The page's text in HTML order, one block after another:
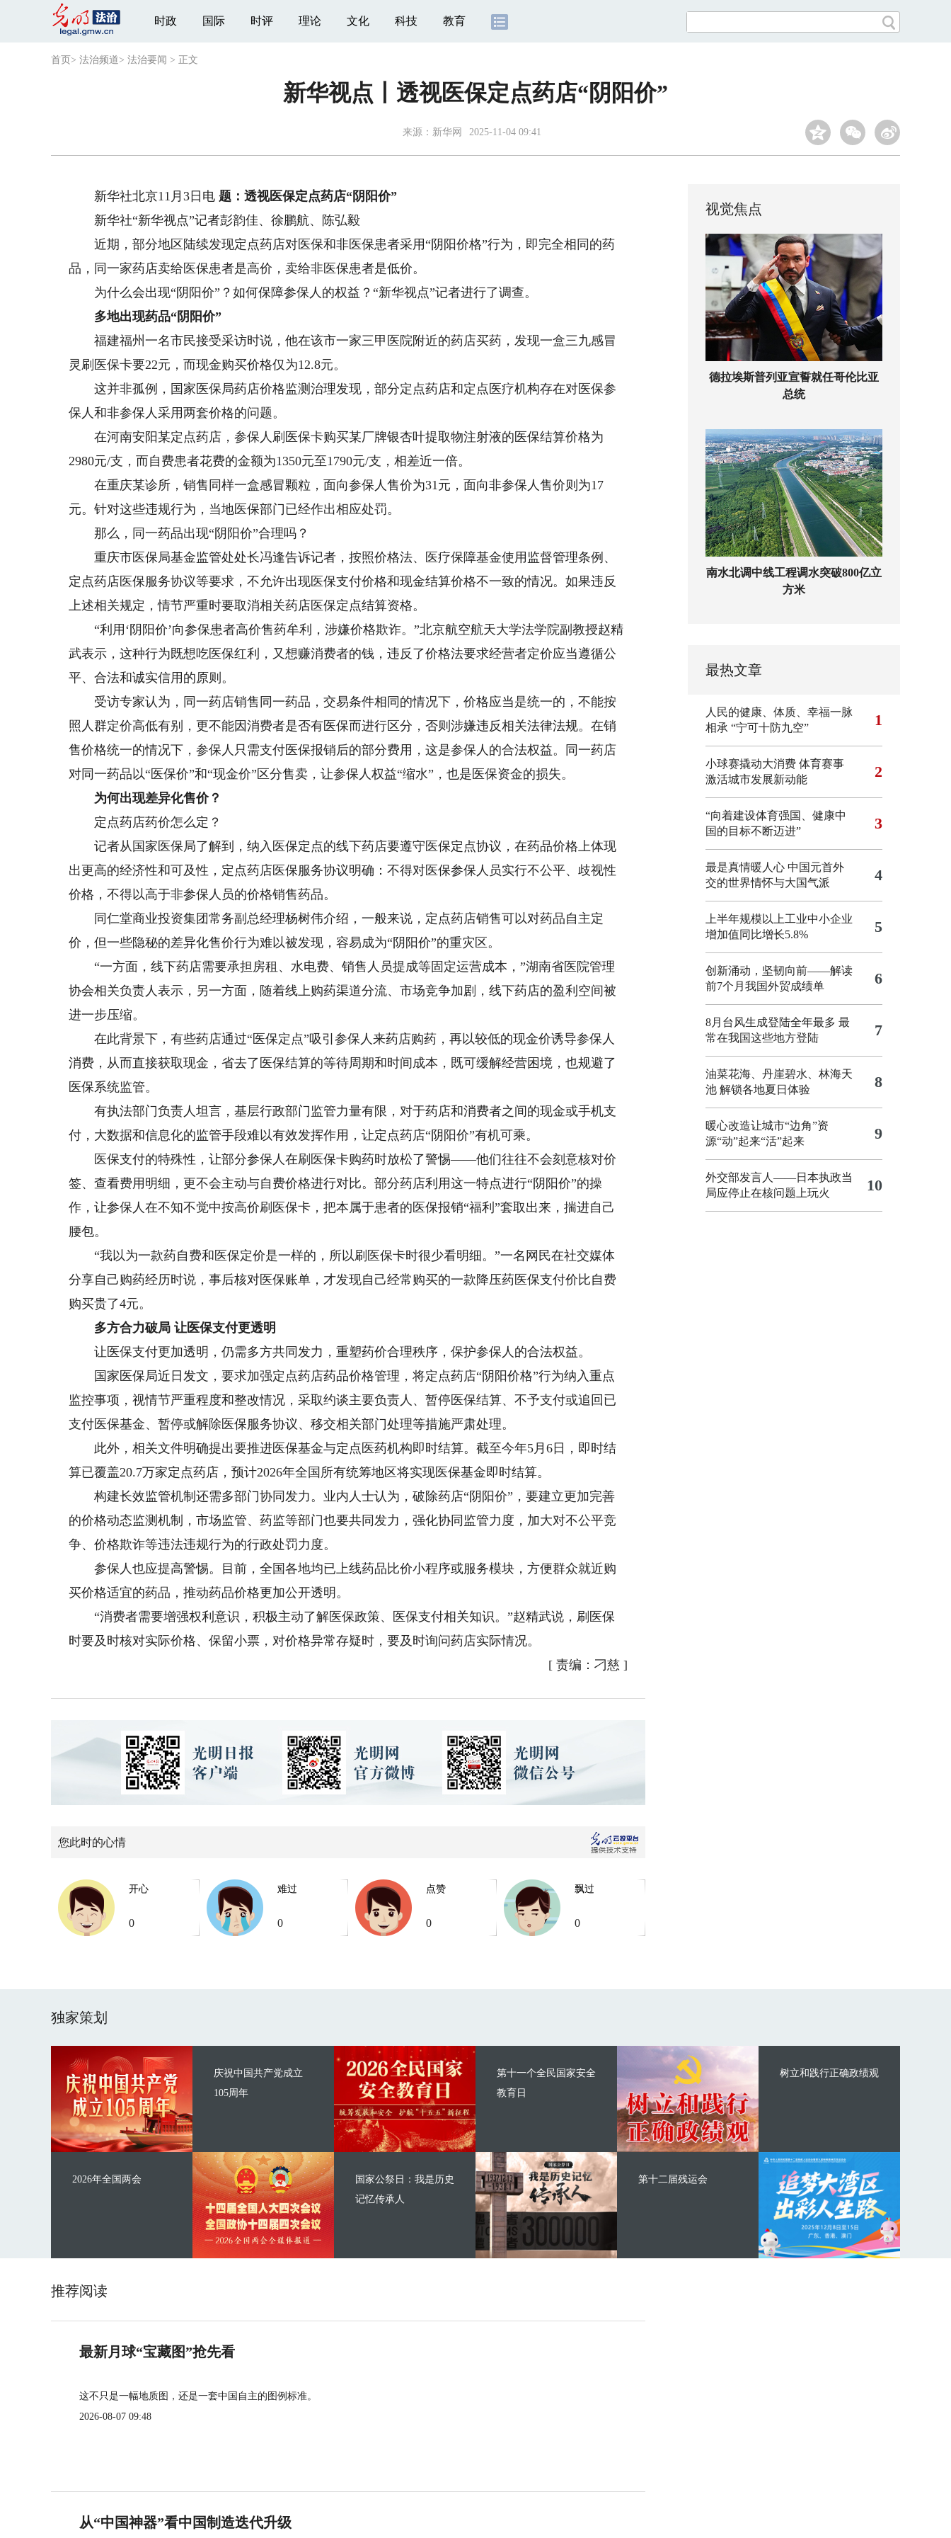
时政 国际 时评 理论 文化 科技 教育
首页 > 法治频道> 法治要闻 > 正文
新华视点丨透视医保定点药店“阴阳价”
来源： 新华网 2025-11-04 09:41
新华社北京11月3日电题：透视医保定点药店“阴阳价”
新华社“新华视点”记者彭韵佳、徐鹏航、陈弘毅
近期，部分地区陆续发现定点药店对医保和非医保患者采用“阴阳价格”行为，即完全相同的药
品，同一家药店卖给医保患者是高价，卖给非医保患者是低价。
为什么会出现“阴阳价”？如何保障参保人的权益？“新华视点”记者进行了调查。
多地出现药品“阴阳价”
福建福州一名市民接受采访时说，他在该市一家三甲医院附近的药店买药，发现一盒三九感冒
灵刷医保卡要22元，而现金购买价格仅为12.8元。
这并非孤例，国家医保局药店价格监测治理发现，部分定点药店和定点医疗机构存在对医保参
保人和非参保人采用两套价格的问题。
在河南安阳某定点药店，参保人刷医保卡购买某厂牌银杏叶提取物注射液的医保结算价格为
2980元/支，而自费患者花费的金额为1350元至1790元/支，相差近一倍。
在重庆某诊所，销售同样一盒感冒颗粒，面向参保人售价为31元，面向非参保人售价则为17
元。针对这些违规行为，当地医保部门已经作出相应处罚。
那么，同一药品出现“阴阳价”合理吗？
重庆市医保局基金监管处处长冯逢告诉记者，按照价格法、医疗保障基金使用监督管理条例、
定点药店医保服务协议等要求，不允许出现医保支付价格和现金结算价格不一致的情况。如果违反
上述相关规定，情节严重时要取消相关药店医保定点结算资格。
“利用‘阴阳价’向参保患者高价售药牟利，涉嫌价格欺诈。”北京航空航天大学法学院副教授赵精
武表示，这种行为既想吃医保红利，又想赚消费者的钱，违反了价格法要求经营者定价应当遵循公
平、合法和诚实信用的原则。
受访专家认为，同一药店销售同一药品，交易条件相同的情况下，价格应当是统一的，不能按
照人群定价高低有别，更不能因消费者是否有医保而进行区分，否则涉嫌违反相关法律法规。在销
售价格统一的情况下，参保人只需支付医保报销后的部分费用，这是参保人的合法权益。同一药店
对同一药品以“医保价”和“现金价”区分售卖，让参保人权益“缩水”，也是医保资金的损失。
为何出现差异化售价？
定点药店药价怎么定？
记者从国家医保局了解到，纳入医保定点的线下药店要遵守医保定点协议，在药品价格上体现
出更高的经济性和可及性，定点药店医保服务协议明确：不得对医保参保人员实行不公平、歧视性
价格，不得以高于非参保人员的价格销售药品。
同仁堂商业投资集团常务副总经理杨树伟介绍，一般来说，定点药店销售可以对药品自主定
价，但一些隐秘的差异化售价行为难以被发现，容易成为“阴阳价”的重灾区。
“一方面，线下药店需要承担房租、水电费、销售人员提成等固定运营成本，”湖南省医院管理
协会相关负责人表示，另一方面，随着线上购药渠道分流、市场竞争加剧，线下药店的盈利空间被
进一步压缩。
在此背景下，有些药店通过“医保定点”吸引参保人来药店购药，再以较低的现金价诱导参保人
消费，从而直接获取现金，省去了医保结算的等待周期和时间成本，既可缓解经营困境，也规避了
医保系统监管。
有执法部门负责人坦言，基层行政部门监管力量有限，对于药店和消费者之间的现金或手机支
付，大数据和信息化的监管手段难以有效发挥作用，让定点药店“阴阳价”有机可乘。
医保支付的特殊性，让部分参保人在刷医保卡购药时放松了警惕——他们往往不会刻意核对价
签、查看费用明细，更不会主动与自费价格进行对比。部分药店利用这一特点进行“阴阳价”的操
作，让参保人在不知不觉中按高价刷医保卡，把本属于患者的医保报销“福利”套取出来，揣进自己
腰包。
“我以为一款药自费和医保定价是一样的，所以刷医保卡时很少看明细。”一名网民在社交媒体
分享自己购药经历时说，事后核对医保账单，才发现自己经常购买的一款降压药医保支付价比自费
购买贵了4元。
多方合力破局 让医保支付更透明
让医保支付更加透明，仍需多方共同发力，重塑药价合理秩序，保护参保人的合法权益。
国家医保局近日发文，要求加强定点药店药品价格管理，将定点药店“阴阳价格”行为纳入重点
监控事项，视情节严重程度和整改情况，采取约谈主要负责人、暂停医保结算、不予支付或追回已
支付医保基金、暂停或解除医保服务协议、移交相关部门处理等措施严肃处理。
此外，相关文件明确提出要推进医保基金与定点医药机构即时结算。截至今年5月6日，即时结
算已覆盖20.7万家定点药店，预计2026年全国所有统筹地区将实现医保基金即时结算。
构建长效监管机制还需多部门协同发力。业内人士认为，破除药店“阴阳价”，要建立更加完善
的价格动态监测机制，市场监管、药监等部门也要共同发力，强化协同监管力度，加大对不公平竞
争、价格欺诈等违法违规行为的行政处罚力度。
参保人也应提高警惕。目前，全国各地均已上线药品比价小程序或服务模块，方便群众就近购
买价格适宜的药品，推动药品价格更加公开透明。
“消费者需要增强权利意识，积极主动了解医保政策、医保支付相关知识。”赵精武说，刷医保
时要及时核对实际价格、保留小票，对价格异常存疑时，要及时询问药店实际情况。
[ 责编：刁慈 ]
您此时的心情
开心
0
难过
0
点赞
0
飘过
0
视觉焦点
德拉埃斯普列亚宣誓就任哥伦比亚
总统
南水北调中线工程调水突破800亿立
方米
最热文章
人民的健康、体质、幸福一脉
相承 “宁可十防九空” 1
小球赛撬动大消费 体育赛事
激活城市发展新动能
2
“向着建设体育强国、健康中
国的目标不断迈进”
3
最是真情暖人心 中国元首外
交的世界情怀与大国气派
4
上半年规模以上工业中小企业
增加值同比增长5.8%
5
创新涌动，坚韧向前——解读
前7个月我国外贸成绩单
6
8月台风生成登陆全年最多 最
常在我国这些地方登陆
7
油菜花海、丹崖碧水、林海天
池 解锁各地夏日体验
8
暖心改造让城市“边角”资
源“动”起来“活”起来
9
外交部发言人——日本执政当
局应停止在核问题上玩火
10
独家策划
庆祝中国共产党成立
105周年
2026年全国两会
第十一个全民国家安全
教育日
国家公祭日：我是历史
记忆传承人
树立和践行正确政绩观
第十二届残运会
推荐阅读
最新月球“宝藏图”抢先看
这不只是一幅地质图，还是一套中国自主的图例标准。
2026-08-07 09:48
从“中国神器”看中国制造迭代升级